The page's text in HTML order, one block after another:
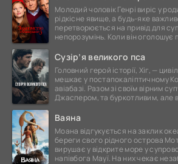
Молодий чоловік Генрі виріс у
рідкісне явище, а будь-яке
перетворюється на привід для
непорозумінь. Коли він оголошує
Сузір’я великого пса
Головний герой історії, Хіг, —
мешкає у постапокаліптичному
авіабазі. Разом зі своїм вірним
Джаспером, та буркотливим, але
Ваяна
Моана відгукується на заклик
береги свого рідного острова
вирушає у відкрите море у
напівбога Мауї. На них чекає